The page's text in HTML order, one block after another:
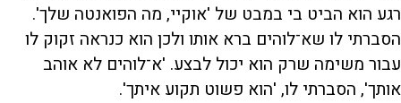
רגע הוא הביט בי במבט של 'אוקיי, מה הפואנטה שלך'.
הסברתי לו שא־לוהים ברא אותו ולכן הוא כנראה זקוק לו
עבור משימה שרק הוא יכול לבצע. 'א־לוהים לא אוהב
אותך', הסברתי לו, 'הוא פשוט תקוע איתך'.